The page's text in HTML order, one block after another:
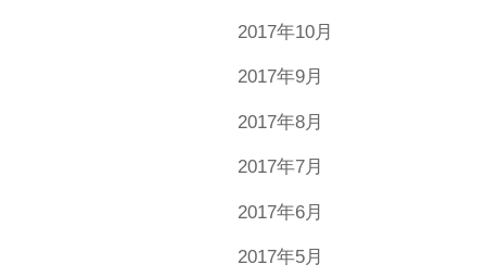
2017年10月
2017年9月
2017年8月
2017年7月
2017年6月
2017年5月